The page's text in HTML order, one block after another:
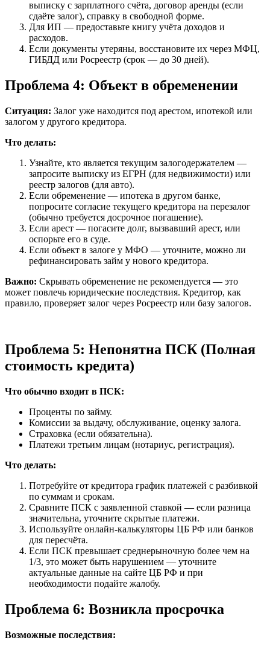
выписку с зарплатного счёта, договор аренды (если
сдаёте залог), справку в свободной форме.
Для ИП — предоставьте книгу учёта доходов и
расходов.
Если документы утеряны, восстановите их через МФЦ,
ГИБДД или Росреестр (срок — до 30 дней).
Проблема 4: Объект в обременении
Ситуация: Залог уже находится под арестом, ипотекой или
залогом у другого кредитора.
Что делать:
Узнайте, кто является текущим залогодержателем —
запросите выписку из ЕГРН (для недвижимости) или
реестр залогов (для авто).
Если обременение — ипотека в другом банке,
попросите согласие текущего кредитора на перезалог
(обычно требуется досрочное погашение).
Если арест — погасите долг, вызвавший арест, или
оспорьте его в суде.
Если объект в залоге у МФО — уточните, можно ли
рефинансировать займ у нового кредитора.
Важно: Скрывать обременение не рекомендуется — это
может повлечь юридические последствия. Кредитор, как
правило, проверяет залог через Росреестр или базу залогов.
Проблема 5: Непонятна ПСК (Полная
стоимость кредита)
Что обычно входит в ПСК:
Проценты по займу.
Комиссии за выдачу, обслуживание, оценку залога.
Страховка (если обязательна).
Платежи третьим лицам (нотариус, регистрация).
Что делать:
Потребуйте от кредитора график платежей с разбивкой
по суммам и срокам.
Сравните ПСК с заявленной ставкой — если разница
значительна, уточните скрытые платежи.
Используйте онлайн-калькуляторы ЦБ РФ или банков
для пересчёта.
Если ПСК превышает среднерыночную более чем на
1/3, это может быть нарушением — уточните
актуальные данные на сайте ЦБ РФ и при
необходимости подайте жалобу.
Проблема 6: Возникла просрочка
Возможные последствия: